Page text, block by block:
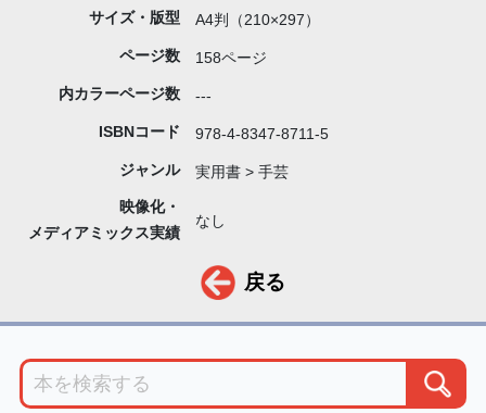
サイズ・版型 A4判（210×297）
ページ数 158ページ
内カラーページ数 ---
ISBNコード 978-4-8347-8711-5
ジャンル 実用書 > 手芸
映像化・
メディアミックス実績
なし
戻る